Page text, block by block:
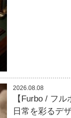
2026.08.08
【Furbo / フル
日常を彩るデ